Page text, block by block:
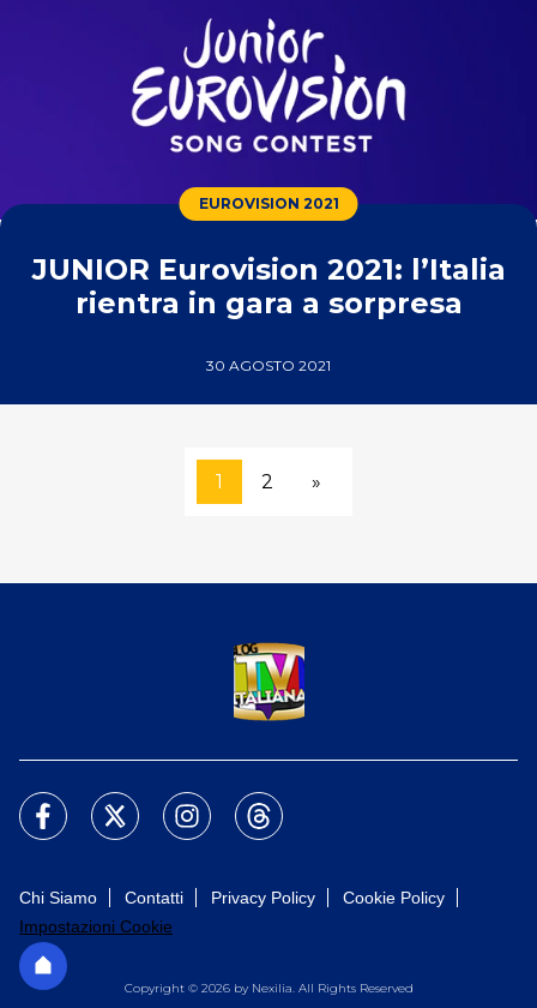
EUROVISION 2021
JUNIOR Eurovision 2021: l’Italia
rientra in gara a sorpresa
30 AGOSTO 2021
1 2 »
Chi Siamo Contatti Privacy Policy
Cookie Policy
Impostazioni Cookie
Copyright © 2026 by Nexilia. All Rights Reserved